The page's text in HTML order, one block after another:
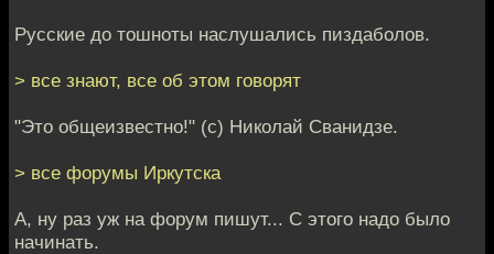
Русские до тошноты наслушались пиздаболов.
> все знают, все об этом говорят
"Это общеизвестно!" (с) Николай Сванидзе.
> все форумы Иркутска
А, ну раз уж на форум пишут... С этого надо было
начинать.